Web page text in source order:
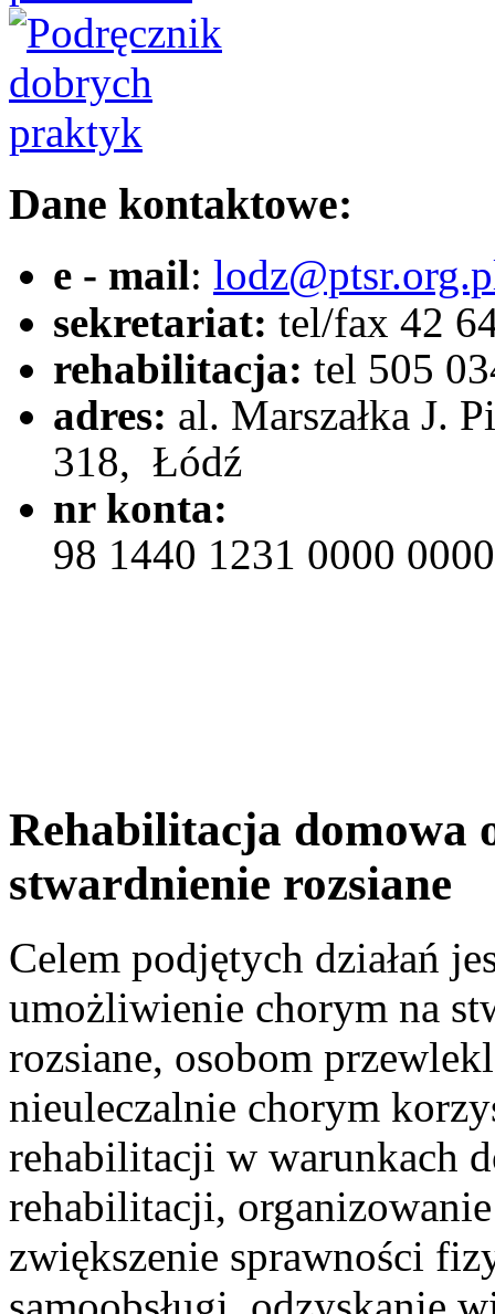
Dane kontaktowe:
e - mail:
sekretariat: tel/fax 42
rehabilitacja: tel 505
adres: al. Marszałka J.
318, Łódź
nr konta:
98 1440 1231 0000
Rehabilitacja domowa
stwardnienie rozsiane
Celem podjętych działań
umożliwienie chorym na
rozsiane, osobom
nieuleczalnie chorym
rehabilitacji w warunkach
rehabilitacji,
zwiększenie sprawności